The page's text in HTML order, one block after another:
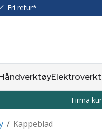
Fri retur*
Håndverktøy
Firma
/ Kappeblad